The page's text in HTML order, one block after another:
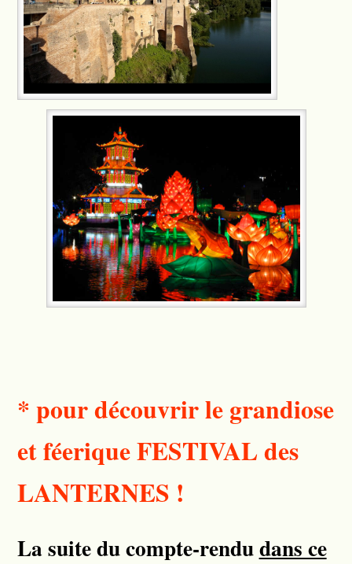
* pour découvrir le grandiose
et féerique FESTIVAL des
LANTERNES !
La suite du compte-rendudans ce